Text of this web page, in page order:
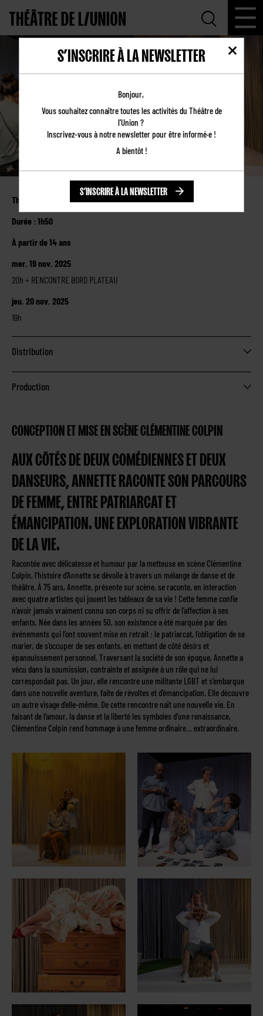
ANNETTE
Théâtre de l’Union
Durée : 1h50
À partir de 14 ans
mer. 19 nov. 2025
20h + RENCONTRE BORD PLATEAU
jeu. 20 nov. 2025
19h
Distribution
Production
CONCEPTION ET MISE EN SCÈNE CLÉMENTINE COLPIN
AUX CÔTÉS DE DEUX COMÉDIENNES ET DEUX
DANSEURS, ANNETTE RACONTE SON PARCOURS
DE FEMME, ENTRE PATRIARCAT ET
ÉMANCIPATION. UNE EXPLORATION VIBRANTE
DE LA VIE.
Racontée avec délicatesse et humour par la metteuse en scène Clémentine
Colpin, l’histoire d’Annette se dévoile à travers un mélange de danse et de
théâtre. À 75 ans, Annette, présente sur scène, se raconte, en interaction
avec quatre artistes qui jouent les tableaux de sa vie ! Cette femme confie
n’avoir jamais vraiment connu son corps ni su offrir de l’affection à ses
enfants. Née dans les années 50, son existence a été marquée par des
événements qui l’ont souvent mise en retrait : le patriarcat, l’obligation de se
marier, de s’occuper de ses enfants, en mettant de côté désirs et
épanouissement personnel. Traversant la société de son époque, Annette a
vécu dans la soumission, contrainte et assignée à un rôle qui ne lui
correspondait pas. Un jour, elle rencontre une militante LGBT et s’embarque
dans une nouvelle aventure, faite de révoltes et d’émancipation. Elle découvre
un autre visage d’elle-même. De cette rencontre naît une nouvelle vie. En
faisant de l’amour, la danse et la liberté les symboles d’une renaissance,
Clémentine Colpin rend hommage à une femme ordinaire… extraordinaire.
S’INSCRIRE À LA NEWSLETTER
Bonjour,
Vous souhaitez connaître toutes les activités du Théâtre de
l'Union ?
Inscrivez-vous à notre newsletter pour être informé·e !
A bientôt !
S’INSCRIRE À LA NEWSLETTER